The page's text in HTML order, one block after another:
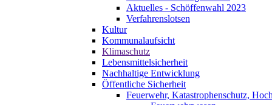
Aktuelles - Schöffenwahl 2023
Verfahrenslotsen
Kultur
Kommunalaufsicht
Klimaschutz
Lebensmittelsicherheit
Nachhaltige Entwicklung
Öffentliche Sicherheit
Feuerwehr, Katastrophenschutz,